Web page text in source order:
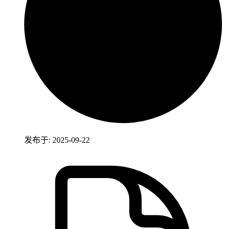
发布于: 2025-09-22